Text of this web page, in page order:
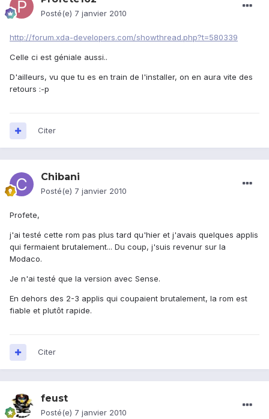
Posté(e) 7 janvier 2010
http://forum.xda-developers.com/showthread.php?t=580339
Celle ci est géniale aussi..
D'ailleurs, vu que tu es en train de l'installer, on en aura vite des
retours :-p
Citer
Chibani
Posté(e) 7 janvier 2010
Profete,
j'ai testé cette rom pas plus tard qu'hier et j'avais quelques applis
qui fermaient brutalement... Du coup, j'suis revenur sur la
Modaco.
Je n'ai testé que la version avec Sense.
En dehors des 2-3 applis qui coupaient brutalement, la rom est
fiable et plutôt rapide.
Citer
feust
Posté(e) 7 janvier 2010